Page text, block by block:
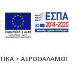
>ΑΕΡΟΘΑΛΑΜΟΙ